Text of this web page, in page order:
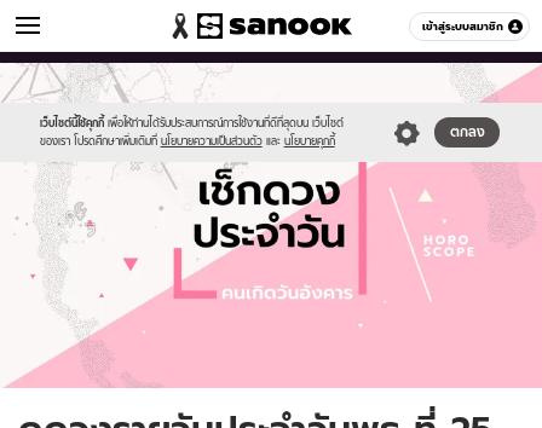
เข้าสู่ระบบสมาชิก
ดูดวง หมวดอื่นๆ
เว็บไซต์นี้ใช้คุกกี้ เพื่อให้ท่านได้รับประสบการณ์การใช้งานที่ดีที่สุดบน เว็บไซต์
ของเรา โปรดศึกษาเพิ่มเติมที่ นโยบายความเป็นส่วนตัว และ นโยบายคุกกี้
ตกลง
Sanook
//s.isanook.com/sr/0/images/logo-
new-
sanook.png
600
60
//s.isanook.com/ho/0/ud/fxd/day/daily-
horoscope-
tuesday.jpg